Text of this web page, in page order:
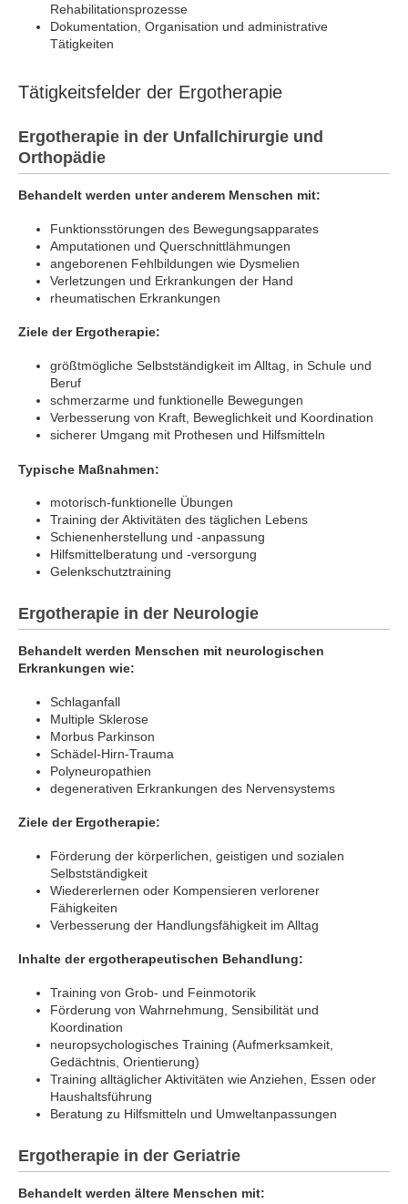
Rehabilitationsprozesse
Dokumentation, Organisation und administrative
Tätigkeiten
Tätigkeitsfelder der Ergotherapie
Ergotherapie in der Unfallchirurgie und
Orthopädie
Behandelt werden unter anderem Menschen mit:
Funktionsstörungen des Bewegungsapparates
Amputationen und Querschnittlähmungen
angeborenen Fehlbildungen wie Dysmelien
Verletzungen und Erkrankungen der Hand
rheumatischen Erkrankungen
Ziele der Ergotherapie:
größtmögliche Selbstständigkeit im Alltag, in Schule und
Beruf
schmerzarme und funktionelle Bewegungen
Verbesserung von Kraft, Beweglichkeit und Koordination
sicherer Umgang mit Prothesen und Hilfsmitteln
Typische Maßnahmen:
motorisch-funktionelle Übungen
Training der Aktivitäten des täglichen Lebens
Schienenherstellung und -anpassung
Hilfsmittelberatung und -versorgung
Gelenkschutztraining
Ergotherapie in der Neurologie
Behandelt werden Menschen mit neurologischen
Erkrankungen wie:
Schlaganfall
Multiple Sklerose
Morbus Parkinson
Schädel-Hirn-Trauma
Polyneuropathien
degenerativen Erkrankungen des Nervensystems
Ziele der Ergotherapie:
Förderung der körperlichen, geistigen und sozialen
Selbstständigkeit
Wiedererlernen oder Kompensieren verlorener
Fähigkeiten
Verbesserung der Handlungsfähigkeit im Alltag
Inhalte der ergotherapeutischen Behandlung:
Training von Grob- und Feinmotorik
Förderung von Wahrnehmung, Sensibilität und
Koordination
neuropsychologisches Training (Aufmerksamkeit,
Gedächtnis, Orientierung)
Training alltäglicher Aktivitäten wie Anziehen, Essen oder
Haushaltsführung
Beratung zu Hilfsmitteln und Umweltanpassungen
Ergotherapie in der Geriatrie
Behandelt werden ältere Menschen mit: